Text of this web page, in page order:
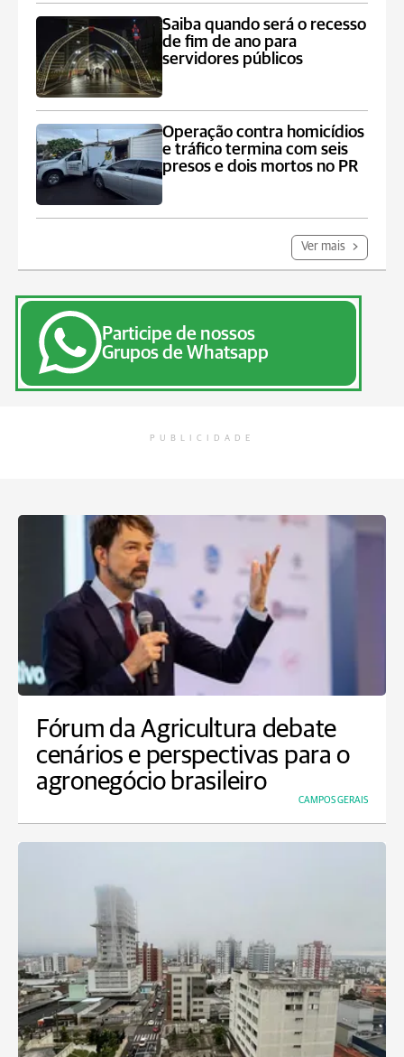
Saiba quando será o recesso
de fim de ano para
servidores públicos
Operação contra homicídios
e tráfico termina com seis
presos e dois mortos no PR
Ver mais
Participe de nossos
Grupos de Whatsapp
PUBLICIDADE
Fórum da Agricultura debate
cenários e perspectivas para o
agronegócio brasileiro
CAMPOS GERAIS